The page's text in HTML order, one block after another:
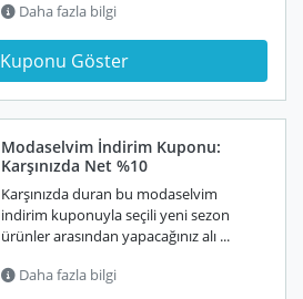
Daha fazla bilgi
Kuponu Göster
Modaselvim İndirim Kuponu:
Karşınızda Net %10
Karşınızda duran bu modaselvim
indirim kuponuyla seçili yeni sezon
ürünler arasından yapacağınız alı ...
Daha fazla bilgi